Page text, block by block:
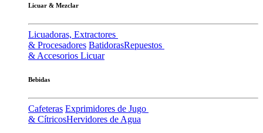
Licuar & Mezclar
Licuadoras, Extractores
& Procesadores BatidorasRepuestos
& Accesorios Licuar
Bebidas
Cafeteras Exprimidores de Jugo
& CítricosHervidores de Agua